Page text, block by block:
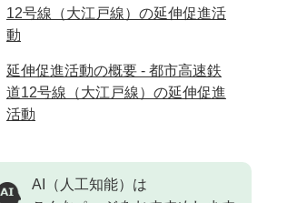
12号線（大江戸線）の延伸促進活
動
延伸促進活動の概要 - 都市高速鉄
道12号線（大江戸線）の延伸促進
活動
AI（人工知能）は